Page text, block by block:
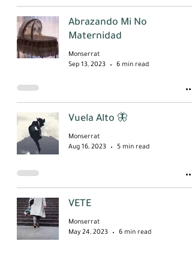
Abrazando Mi No
Maternidad
Monserrat
Sep 13, 2023
6 min read
Vuela Alto 🦋
Monserrat
Aug 16, 2023
5 min read
VETE
Monserrat
May 24, 2023
6 min read